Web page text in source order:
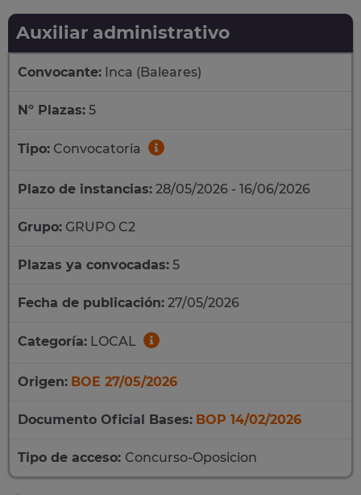
Auxiliar administrativo
Convocante: Inca (Baleares)
Nº Plazas: 5
Tipo: Convocatoria
Plazo de instancias: 28/05/2026 - 16/06/2026
Grupo: GRUPO C2
Plazas ya convocadas: 5
Fecha de publicación: 27/05/2026
Categoría: LOCAL
Origen: BOE 27/05/2026
Documento Oficial Bases: BOP 14/02/2026
Tipo de acceso: Concurso-Oposicion